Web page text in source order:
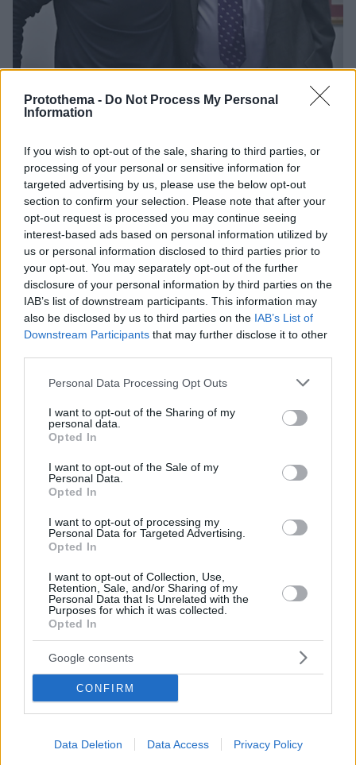
Protothema - Do Not Process My Personal
Information
If you wish to opt-out of the sale, sharing to third parties, or
processing of your personal or sensitive information for
targeted advertising by us, please use the below opt-out
section to confirm your selection. Please note that after your
opt-out request is processed you may continue seeing
interest-based ads based on personal information utilized by
us or personal information disclosed to third parties prior to
your opt-out. You may separately opt-out of the further
disclosure of your personal information by third parties on the
IAB’s list of downstream participants. This information may
also be disclosed by us to third parties on the IAB’s List of
Downstream Participants that may further disclose it to other
Please note that this website/app uses one or more Google
not limited to your visit or usage behaviour. You may click to
grant or deny consent to Google and its third-party tags to
use your data for below specified purposes in below Google
consent section.
Personal Data Processing Opt Outs
I want to opt-out of the Sharing of my
personal data.
Opted In
I want to opt-out of the Sale of my
Personal Data.
Opted In
I want to opt-out of processing my
Personal Data for Targeted Advertising.
Opted In
I want to opt-out of Collection, Use,
Retention, Sale, and/or Sharing of my
Personal Data that Is Unrelated with the
Purposes for which it was collected.
Opted In
Google consents
CONFIRM
Data Deletion Data Access Privacy Policy
Ο καθηγητής Χρούσος στον Δανίκα: «Είμαστε
φτιαγμένοι να ζούμε 132 χρόνια αλλά δεν τα
Ο καθηγητής Παιδιατρικής, ένας εκ των 250
σημαντικότερων κλινικών ερευνητών στον κόσμο,
εξηγεί τι κρύβεται πίσω από τα μαθησιακά
προβλήματα των παιδιών και περιγράφει τον χρυσό
κανόνα της μακροζωίας: «Νο1 είναι ο ύπνος, 2 η
διατροφή, 3 η άσκηση»
Γεώργιος Χρούσος: «Το χρόνιο στρες μας κλέβει χρόνια
ζωής» – Πώς να το καταπολεμήσουμε με βάση τις αρχές
του Ιπποκράτη
Τους τρόπους αποτελεσματικής καταπολέμησης του
Ομότιμος Καθηγητής Παιδιατρικής Ενδοκρινολογίας
24.03.2025, 17:04